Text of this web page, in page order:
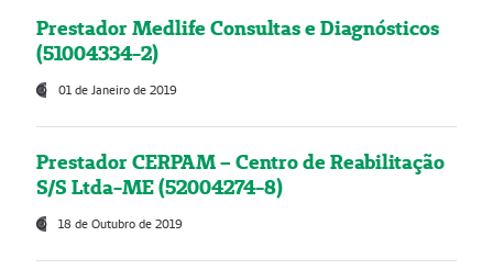
Prestador Medlife Consultas e Diagnósticos
(51004334-2)
01 de Janeiro de 2019
Prestador CERPAM – Centro de Reabilitação
S/S Ltda-ME (52004274-8)
18 de Outubro de 2019